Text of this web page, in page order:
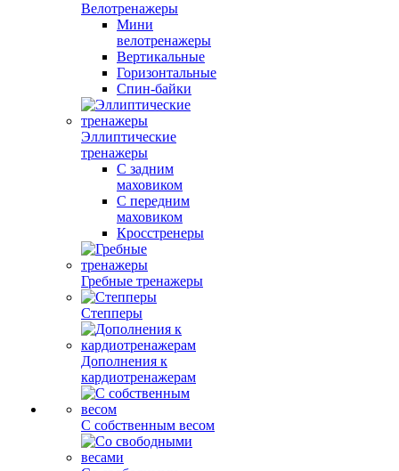
Велотренажеры
Мини
велотренажеры
Вертикальные
Горизонтальные
Спин-байки
Эллиптические
тренажеры
С задним
маховиком
С передним
маховиком
Кросстренеры
Гребные тренажеры
Степперы
Дополнения к
кардиотренажерам
С собственным весом